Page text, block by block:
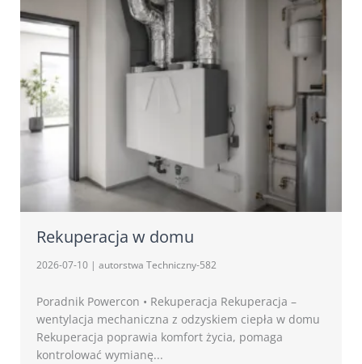
Rekuperacja w domu
2026-07-10 | autorstwa Techniczny-582
Poradnik Powercon • Rekuperacja Rekuperacja –
wentylacja mechaniczna z odzyskiem ciepła w domu
Rekuperacja poprawia komfort życia, pomaga
kontrolować wymianę...